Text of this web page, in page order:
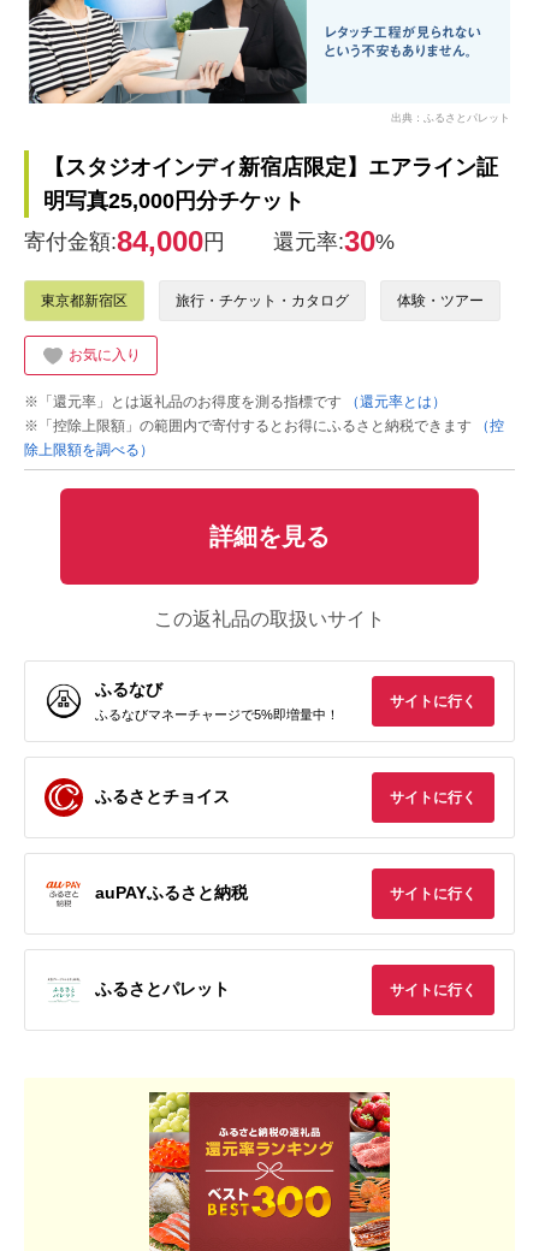
出典：ふるさとパレット
【スタジオインディ新宿店限定】エアライン証
明写真25,000円分チケット
寄付金額:84,000円 還元率:30%
東京都新宿区 旅行・チケット・カタログ 体験・ツアー
お気に入り
※「還元率」とは返礼品のお得度を測る指標です
（還元率とは）
※「控除上限額」の範囲内で寄付するとお得にふるさと納税できます
（控
除上限額を調べる）
詳細を見る
この返礼品の取扱いサイト
ふるなび
ふるなびマネーチャージで5%即増量中！
サイトに行く
ふるさとチョイス サイトに行く
auPAYふるさと納税 サイトに行く
ふるさとパレット サイトに行く